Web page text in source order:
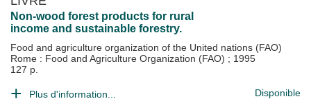
Non-wood forest products for rural
income and sustainable forestry.
Food and agriculture organization of the United nations (FAO)
Rome : Food and Agriculture Organization (FAO) ; 1995
127 p.
Plus d'information... Disponible